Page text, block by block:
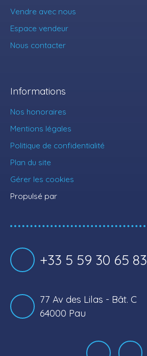
Vendre avec nous
Espace vendeur
Nous contacter
Informations
Nos honoraires
Mentions légales
Politique de confidentialité
Plan du site
Gérer les cookies
Propulsé par
+33 5 59 30 65 83
77 Av des Lilas - Bât. C
64000 Pau